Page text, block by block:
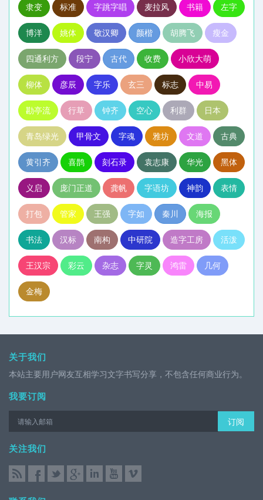
隶变 标准 字跳字唱 麦拉风 书籍 左字
博洋 姚体 敬汉卿 颜楷 胡腾飞 瘦金
四通利方 段宁 古代 收费 小欣大萌
柳体 彦辰 字乐 玄三 标志 中易
勘亭流 行草 钟齐 空心 利群 日本
青岛绿光 甲骨文 字魂 雅坊 文道 古典
黄引齐 喜鹊 刻石录 袁志康 华光 黑体
义启 庞门正道 龚帆 字语坊 神韵 表情
打包 管家 王强 字如 秦川 海报
书法 汉标 南构 中研院 造字工房 活泼
王汉宗 彩云 杂志 字灵 鸿雷 几何
金梅
关于我们
本站主要用户网友互相学习文字书写分享，不包含任何商业行为。
我要订阅
订阅
关注我们